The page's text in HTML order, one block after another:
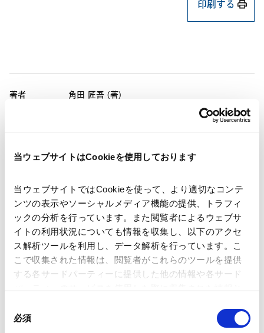
当ウェブサイトはCookieを使用しております
当ウェブサイトではCookieを使って、より適切なコンテ
ンツの表示やソーシャルメディア機能の提供、トラフィ
ックの分析を行っています。また閲覧者によるウェブサ
イトの利用状況についても情報を収集し、以下のアクセ
ス解析ツールを利用し、データ解析を行っています。こ
こで収集された情報は、閲覧者がこれらのツールを提供
する各サードパーティーに提供した他の情報や各サード
ことがあります。
必須
印刷する
著者
角田 匠吾 (著)
掲載誌・刊号 Football Legal # 24
発行年月日 2026年6月
業務分野 クロスボーダーM&A 知的財産
産業分野